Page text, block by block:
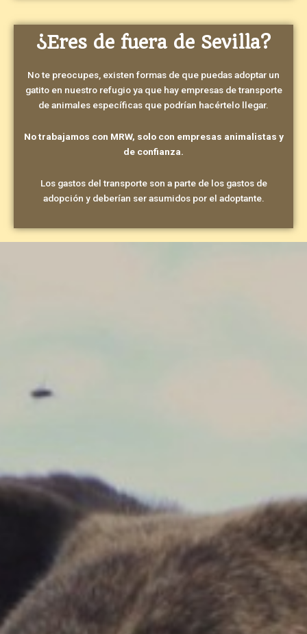
¿Eres de fuera de Sevilla?
No te preocupes, existen formas de que puedas adoptar un
gatito en nuestro refugio ya que hay empresas de transporte
de animales específicas que podrían hacértelo llegar.
No trabajamos con MRW, solo con empresas animalistas y
de confianza.
Los gastos del transporte son a parte de los gastos de
adopción y deberían ser asumidos por el adoptante.